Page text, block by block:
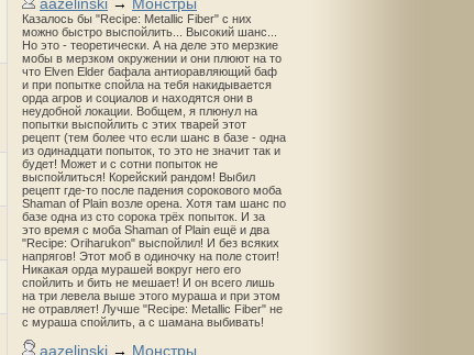
aazelinski → Монстры
Казалось бы "Recipe: Metallic Fiber" с них
можно быстро выспойлить... Высокий шанс...
Но это - теоретически. А на деле это мерзкие
мобы в мерзком окружении и они плюют на то
что Elven Elder бафала антиоравляющий баф
и при попытке спойла на тебя накидывается
орда агров и социалов и находятся они в
неудобной локации. Вобщем, я плюнул на
попытки выспойлить с этих тварей этот
рецепт (тем более что если шанс в базе - одна
из одинадцати попыток, то это не значит так и
будет! Может и с сотни попыток не
выспойлиться! Корейский рандом! Выбил
рецепт где-то после падения сорокового моба
Shaman of Plain возле орена. Хотя там шанс по
базе одна из сто сорока трёх попыток. И за
это время с моба Shaman of Plain ещё и два
"Recipe: Oriharukon" выспойлил! И без всяких
напрягов! Этот моб в одиночку на поле стоит!
Никакая орда мурашей вокруг него его
спойлить и бить не мешает! И он всего лишь
на три левела выше этого мураша и при этом
не отравляет! Лучше "Recipe: Metallic Fiber" не
с мураша спойлить, а с шамана выбивать!
aazelinski → Монстры